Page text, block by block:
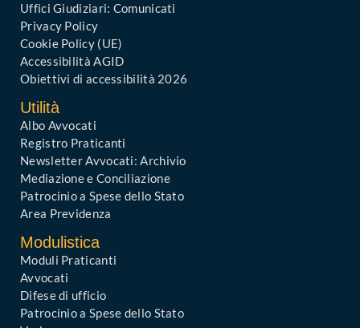
Uffici Giudiziari: Comunicati
Privacy Policy
Cookie Policy (UE)
Accessibilità AGID
Obiettivi di accessibilità 2026
Utilità
Albo Avvocati
Registro Praticanti
Newsletter Avvocati: Archivio
Mediazione e Conciliazione
Patrocinio a Spese dello Stato
Area Previdenza
Modulistica
Moduli Praticanti
Avvocati
Difese di ufficio
Patrocinio a Spese dello Stato